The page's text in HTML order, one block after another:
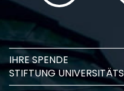
IHRE SPENDE
STIFTUNG